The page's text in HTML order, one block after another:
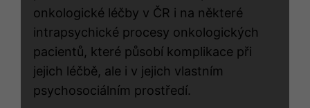
onkologické léčby v ČR i na některé
intrapsychické procesy onkologických
pacientů, které působí komplikace při
jejich léčbě, ale i v jejich vlastním
psychosociálním prostředí.